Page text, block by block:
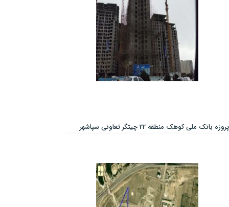
پروژه بانک ملی کوهک منطقه 22 چیتگر تعاونی سپاشهر